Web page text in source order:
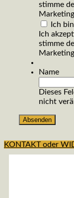
stimme
Ich
Ich
stimme
Name
Dieses
nicht
KONTAKT oder